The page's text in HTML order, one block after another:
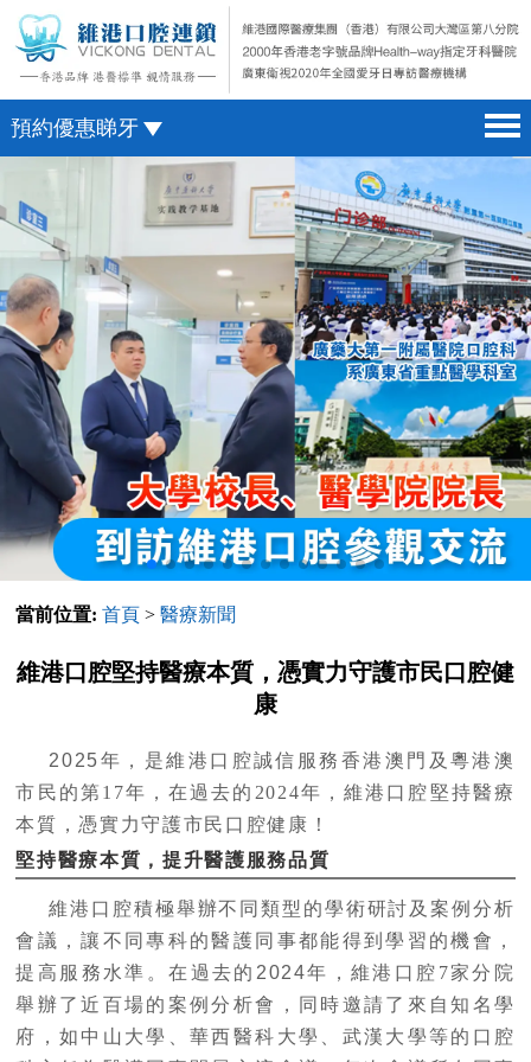
預約優惠睇牙
首頁 home page
醫院簡介 hospital introduction
醫生介紹 doctor introduction
醫療新聞 medical news
種植牙 dental implant
箍牙 orthodontics
收費標準 change standard
預約牙醫 contact us
微信預約
WhatsApp預約
當前位置: 首頁 >醫療新聞
維港口腔堅持醫療本質，憑實力守護市民口腔健
康
2025年，是維港口腔誠信服務香港澳門及粵港澳
市民的第 17年，在過去的 2024年，維港口腔堅持醫療
本質，憑實力守護市民口腔健康！
堅持醫療本質，提升醫護服務品質
維港口腔積極舉辦不同類型的學術研討及案例分析
會議，讓不同專科的醫護同事都能得到學習的機會，
提高服務水準。在過去的 2024年，維港口腔 7家分院
舉辦了近百場的案例分析會，同時邀請了來自知名學
府，如中山大學、華西醫科大學、武漢大學等的口腔